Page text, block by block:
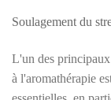
Soulagement du
L'un des
à l'aromathérapie